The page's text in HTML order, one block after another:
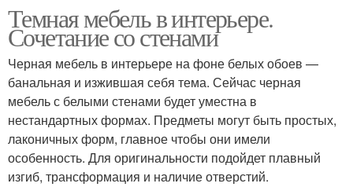
Темная мебель в интерьере.
Сочетание со стенами
Черная мебель в интерьере на фоне белых обоев —
банальная и изжившая себя тема. Сейчас черная
мебель с белыми стенами будет уместна в
нестандартных формах. Предметы могут быть простых,
лаконичных форм, главное чтобы они имели
особенность. Для оригинальности подойдет плавный
изгиб, трансформация и наличие отверстий.